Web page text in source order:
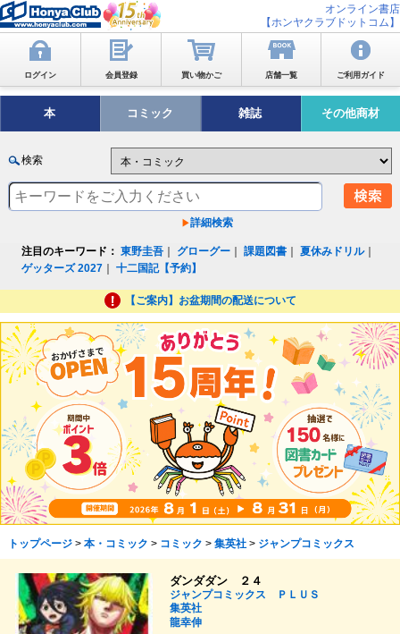
オンライン書店
【ホンヤクラブドットコム】
ログイン 会員登録 買い物かご 店舗一覧 ご利用ガイド
本 コミック 雑誌 その他商材
検索
詳細検索
注目のキーワード： 東野圭吾 グローグー ｜課題図書 ｜夏休みドリル｜
ゲッターズ 2027 ｜十二国記【予約】
【ご案内】お盆期間の配送について
トップページ> 本・コミック > コミック > 集英社> ジャンプコミックス
ダンダダン ２４
ジャンプコミックス ＰＬＵＳ
集英社
龍幸伸